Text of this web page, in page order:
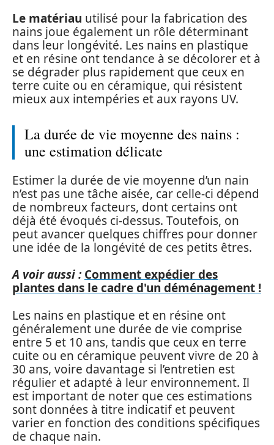
Le matériau utilisé pour la fabrication des
nains joue également un rôle déterminant
dans leur longévité. Les nains en plastique
et en résine ont tendance à se décolorer et à
se dégrader plus rapidement que ceux en
terre cuite ou en céramique, qui résistent
mieux aux intempéries et aux rayons UV.
La durée de vie moyenne des nains :
une estimation délicate
Estimer la durée de vie moyenne d’un nain
n’est pas une tâche aisée, car celle-ci dépend
de nombreux facteurs, dont certains ont
déjà été évoqués ci-dessus. Toutefois, on
peut avancer quelques chiffres pour donner
une idée de la longévité de ces petits êtres.
A voir aussi : Comment expédier des
plantes dans le cadre d'un déménagement !
Les nains en plastique et en résine ont
généralement une durée de vie comprise
entre 5 et 10 ans, tandis que ceux en terre
cuite ou en céramique peuvent vivre de 20 à
30 ans, voire davantage si l’entretien est
régulier et adapté à leur environnement. Il
est important de noter que ces estimations
sont données à titre indicatif et peuvent
varier en fonction des conditions spécifiques
de chaque nain.